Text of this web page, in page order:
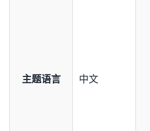
主题语言 中文